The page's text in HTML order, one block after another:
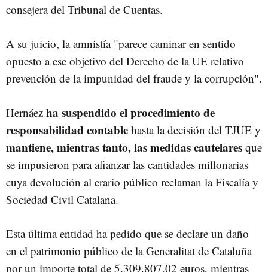
consejera del Tribunal de Cuentas.
A su juicio, la amnistía "parece caminar en sentido
opuesto a ese objetivo del Derecho de la UE relativo
prevención de la impunidad del fraude y la corrupción".
Hernáez ha suspendido el procedimiento de
responsabilidad contable hasta la decisión del TJUE y
mantiene, mientras tanto, las medidas cautelares que
se impusieron para afianzar las cantidades millonarias
cuya devolución al erario público reclaman la Fiscalía y
Sociedad Civil Catalana.
Esta última entidad ha pedido que se declare un daño
en el patrimonio público de la Generalitat de Cataluña
por un importe total de 5.309.807,02 euros, mientras